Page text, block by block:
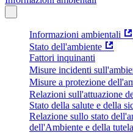
Informazioni ambientali
Stato dell'ambiente
Fattori inquinanti
Misure incidenti
Misure a protezione
Relazioni sull'attuazione
Stato della salute e della
Relazione sullo stato
dell'Ambiente e della